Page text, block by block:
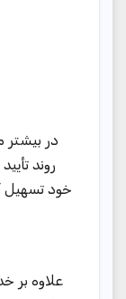
در بیشتر
روند
خود تسهیل
علاوه بر